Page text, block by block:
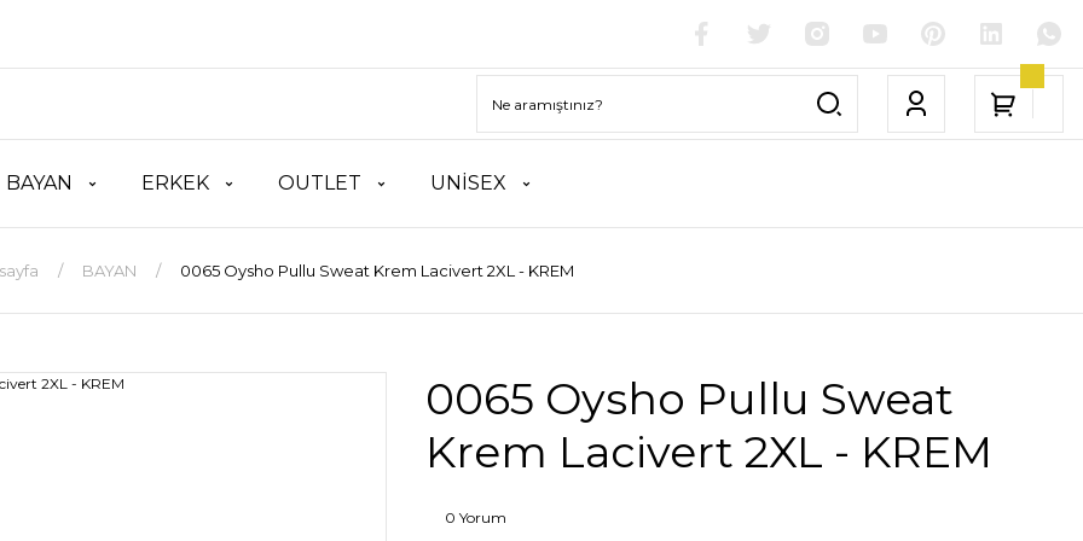
BAYAN ERKEK OUTLET UNİSEX
BAYAN 0065 Oysho Pullu Sweat Krem Lacivert 2XL - KREM
0065 Oysho Pullu Sweat
Krem Lacivert 2XL - KREM
0 Yorum